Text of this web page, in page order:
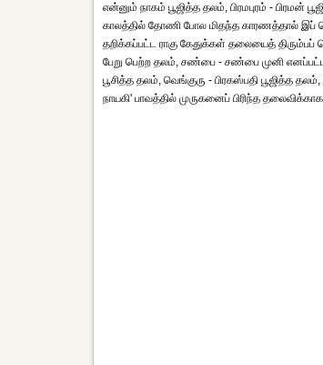
என்னும் நாகம் பூஜித்த தலம், பிரமபுரம் - பிரமன்
காலத்தில் தோணி போல மிதந்த காரணத்தால் இப்
தறிக்கப்பட்ட ராகு கேதுக்கள் தலையைத் திரும்பப்
பேறு பெற்ற தலம், சண்பை - சண்பை முனி எனப்பட்ட
பூசித்த தலம், வெங்குரு - பிரகஸ்பதி பூஜித்த
நாயகி' பாவத்தில் முருகனைப் பிரிந்த